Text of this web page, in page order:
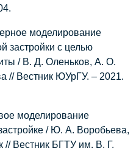
моделирование
застройки с целью
/ В. Д. Оленьков, А. О.
// Вестник ЮУрГУ. – 2021.
моделирование
/ Ю. А. Воробьева,
Вестник БГТУ им. В. Г.